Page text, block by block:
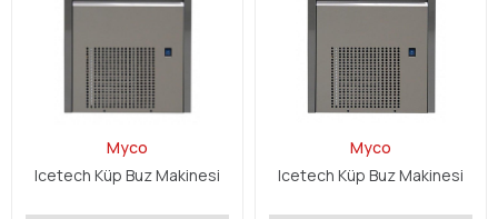
Myco
Icetech Küp Buz Makinesi
Myco
Icetech Küp Buz Makinesi